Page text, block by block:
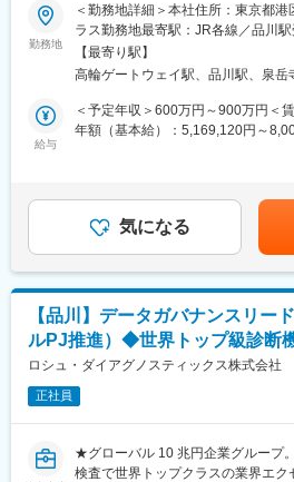
ャリアプランに合わせた環境を提
■やりがい：
出荷された薬は、その日の内に患者
に大きな影響を及ぼします。質の
ば、より多くの方が救われること
主な事業分野であるSPECT・PET
内の微妙な変化をとらえて画像化す
う技術であり、医療課題の克服に
あります。特にPET検査はがん診療
なりましたが、当社は2005年に国
の承認を取得し、現在は全国11か
制を整えております。
変更の範囲：会社の定める業務
を負い、ビジネスの最大化を図りま
■業務内容：
【製品戦略の立案と実行（Go-To-
・日本市場における質量分析装置お
ョンの導入・発売戦略、ターゲット
【クロスファンクショナルな連携と
・国内のアプリケーション・技術サ
度の高い問い合わせや苦情のセカン
集約し、グローバルの開発・マーケ
改善の提案・交渉
【社内外への技術・価値の伝承（イ
・海外（グローバル）での製品・技
本国内のフィールドサイエンティス
イズされたトレーニング計画の立案
・マニュアル、顧客案内、学術・
修（英語から日本語への翻訳・ロー
【収益・コストマネジメント】
勤務地
＜勤務地詳細＞本社住所：東京都
ラス勤務地最寄駅：JR各線／品川
変更の範囲：会社の定める事業所（
【最寄り駅】
高輪ゲートウェイ駅、品川駅、泉岳
給与
＜予定年収＞600万円～900万円＜
年額（基本給）：5,169,120円～
有無＞有＜残業手当＞有＜給与補
定します。賃金はあくまでも目安の
下する可能性があります。月給(月
す。
気になる
【品川】データガバナンスリー
ルPJ推進）◆世界トップ級診断
ロシュ・ダイアグノスティックス株式会社
正社員
★グローバル 10 兆円企業グループ
検査で世界トップクラスの業界エク